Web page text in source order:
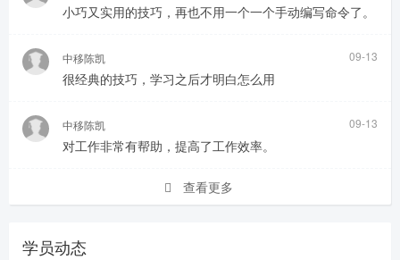
小巧又实用的技巧，再也不用一个一个手动编写命令了。
中移陈凯 09-13
很经典的技巧，学习之后才明白怎么用
中移陈凯 09-13
对工作非常有帮助，提高了工作效率。
查看更多
学员动态